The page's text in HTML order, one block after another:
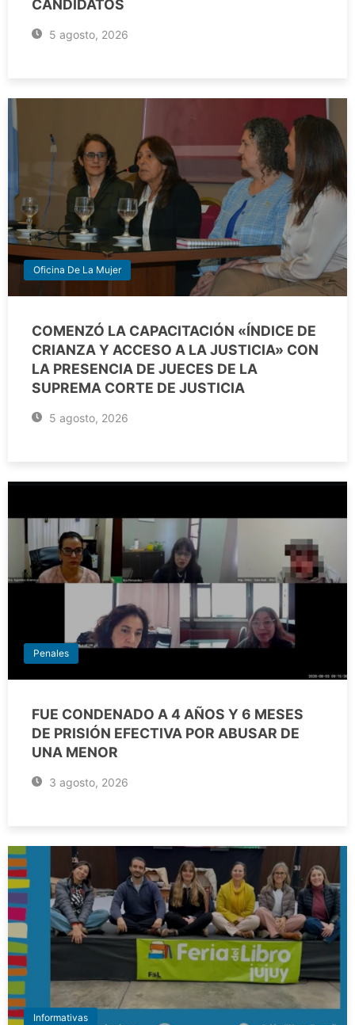
CANDIDATOS
5 agosto, 2026
Oficina De La Mujer
COMENZÓ LA CAPACITACIÓN «ÍNDICE DE
CRIANZA Y ACCESO A LA JUSTICIA» CON
LA PRESENCIA DE JUECES DE LA
SUPREMA CORTE DE JUSTICIA
5 agosto, 2026
Penales
FUE CONDENADO A 4 AÑOS Y 6 MESES
DE PRISIÓN EFECTIVA POR ABUSAR DE
UNA MENOR
3 agosto, 2026
Informativas